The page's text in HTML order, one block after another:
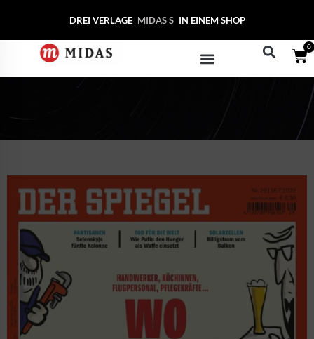
DREI VERLAGE MIDA IN EINEM SHOP
0